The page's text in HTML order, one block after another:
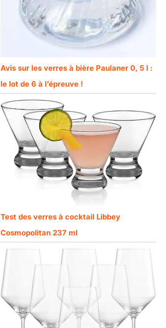
Avis sur les verres à bière Paulaner 0, 5 l :
le lot de 6 à l’épreuve !
Test des verres à cocktail Libbey
Cosmopolitan 237 ml